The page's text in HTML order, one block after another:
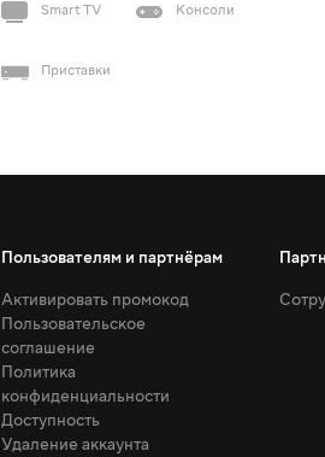
Smart TV Консоли
Приставки
Пользователям и партнёрам
Активировать промокод
Пользовательское
соглашение
Политика
конфиденциальности
Доступность
Удаление аккаунта